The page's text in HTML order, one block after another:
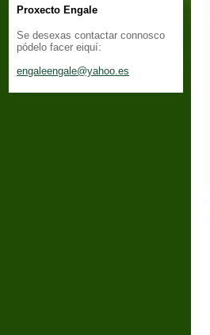
Proxecto Engale
Se desexas contactar connosco
pódelo facer eiquí:
engaleengale@yahoo.es